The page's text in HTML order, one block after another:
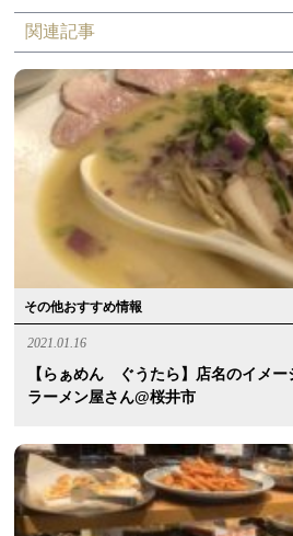
関連記事
その他おすすめ情報
2021.01.16
【らぁめん ぐうたら】店名のイメー
ラーメン屋さん@桜井市